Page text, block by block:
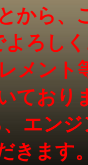
から、
よろし
メント
ており
エン
きます